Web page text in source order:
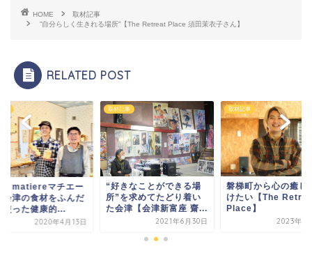
HOME
取材記事
”自分らしく生きれる場所”【The Retreat Place 須田茉衣子さん】
RELATED POST
・matiereマチエー
会津の食材をふんだ
使った健康的...
2020年4月13日
取材記事
“好きなことができる場
所”を求めてたどり着い
た会津【会津新富座 齋...
2021年6月30日
取材記事
磐梯町から心の癒し
けたい【The
Place】
2023年1